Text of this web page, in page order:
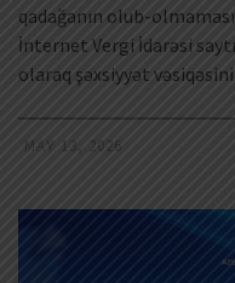
qadağanın olub-
İnternet Vergi İdarəsi
olaraq şəxsiyyət
MAY 13, 2026